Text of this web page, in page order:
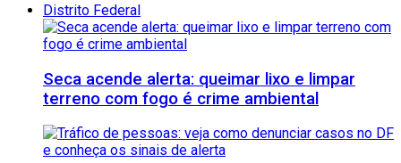
Distrito Federal
Seca acende alerta: queimar lixo e limpar
terreno com fogo é crime ambiental